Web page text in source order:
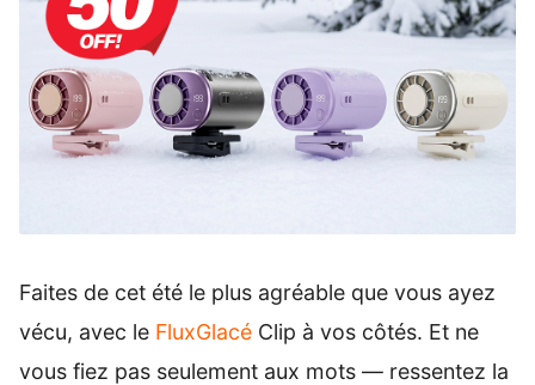
Faites de cet été le plus agréable que vous ayez
vécu, avec le FluxGlacé Clip à vos côtés. Et ne
vous fiez pas seulement aux mots — ressentez la